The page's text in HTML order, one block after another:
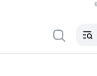
Медиа-центр
регионе